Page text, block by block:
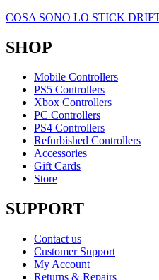
COSA SONO LO STICK
SHOP
Mobile Controllers
PS5 Controllers
Xbox Controllers
PC Controllers
PS4 Controllers
Refurbished Controllers
Accessories
Gift Cards
Store
SUPPORT
Contact us
Customer Support
My Account
Returns & Repairs